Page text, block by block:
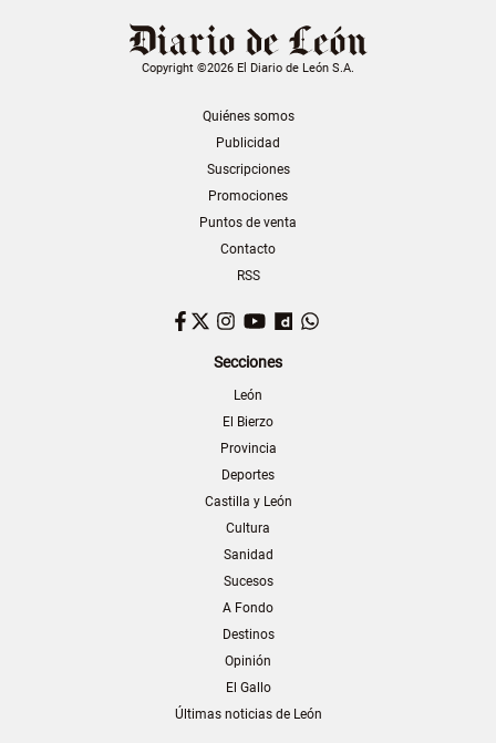
Copyright ©2026 El Diario de León S.A.
Quiénes somos
Publicidad
Suscripciones
Promociones
Puntos de venta
Contacto
RSS
Facebook
TwitterInstagram
YouTubeDailymotion
Secciones
León
El Bierzo
Provincia
Deportes
Castilla y León
Cultura
Sanidad
Sucesos
A Fondo
Destinos
Opinión
El Gallo
Últimas noticias de León